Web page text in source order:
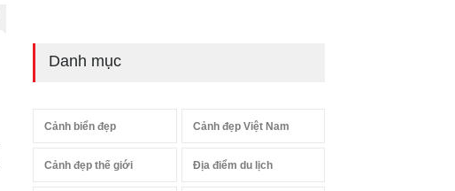
Danh mục
Cảnh biển đẹp Cảnh đẹp Việt Nam
Cảnh đẹp thế giới Địa điểm du lịch